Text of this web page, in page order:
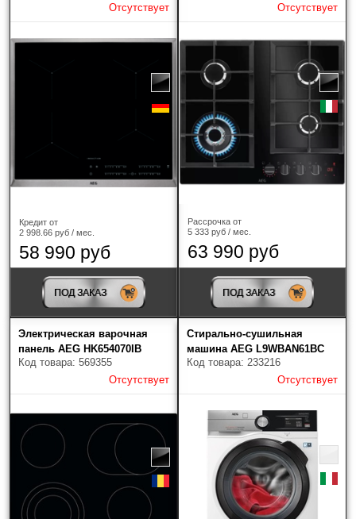
Отсутствует
Кредит от
2 998.66 руб / мес.
58 990 руб
ПОД ЗАКАЗ
Отсутствует
Рассрочка от
5 333 руб / мес.
63 990 руб
ПОД ЗАКАЗ
Электрическая варочная
панель AEG HK654070IB
Код товара: 569355
Отсутствует
Стирально-сушильная
машина AEG L9WBAN61BC
Код товара: 233216
Отсутствует